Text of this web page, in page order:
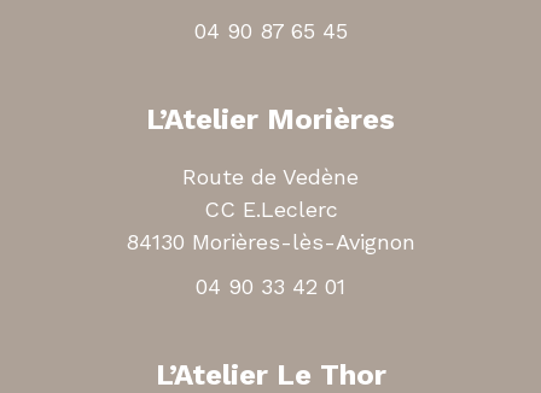
04 90 87 65 45
L’Atelier Morières
Route de Vedène
CC E.Leclerc
84130 Morières-lès-Avignon
04 90 33 42 01
L’Atelier Le Thor